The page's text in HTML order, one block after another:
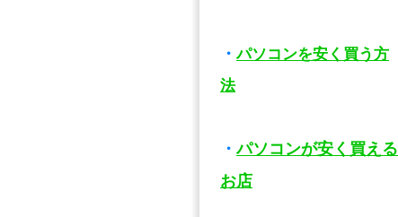
・パソコンを安く買う方
法
・パソコンが安く買える
お店